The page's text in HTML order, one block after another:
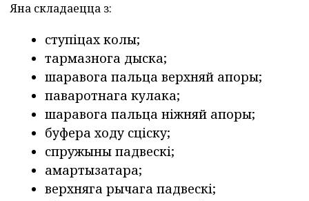
Яна складаецца з:
ступіцах колы;
тармазнога дыска;
шаравога пальца верхняй апоры;
паваротнага кулака;
шаравога пальца ніжняй апоры;
буфера ходу сціску;
спружыны падвескі;
амартызатара;
верхняга рычага падвескі;